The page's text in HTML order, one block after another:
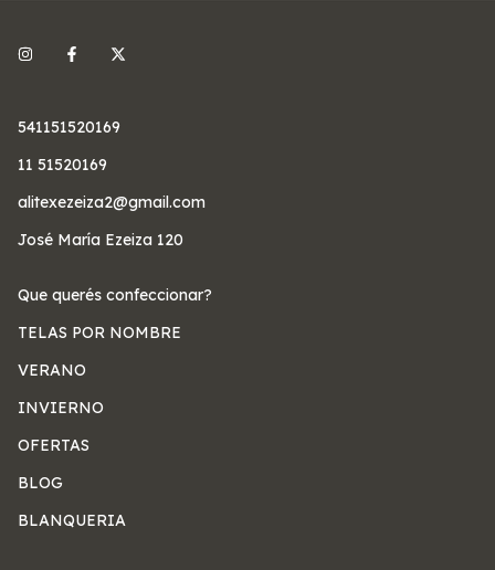
541151520169
11 51520169
alitexezeiza2@gmail.com
José María Ezeiza 120
Que querés confeccionar?
TELAS POR NOMBRE
VERANO
INVIERNO
OFERTAS
BLOG
BLANQUERIA